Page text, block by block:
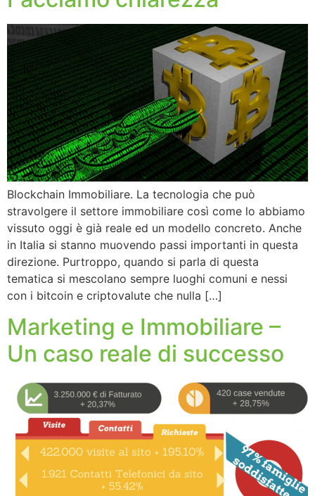
Blockchain Immobiliare. La tecnologia che può
stravolgere il settore immobiliare così come lo abbiamo
vissuto oggi è già reale ed un modello concreto. Anche
in Italia si stanno muovendo passi importanti in questa
direzione. Purtroppo, quando si parla di questa
tematica si mescolano sempre luoghi comuni e nessi
con i bitcoin e criptovalute che nulla […]
Marketing e Immobiliare –
Un caso reale di successo